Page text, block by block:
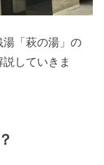
湯「萩の湯」の
していきま